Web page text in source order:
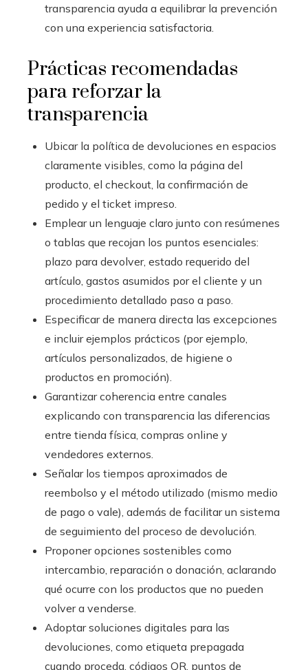
transparencia ayuda a equilibrar la prevención
con una experiencia satisfactoria.
Prácticas recomendadas
para reforzar la
transparencia
Ubicar la política de devoluciones en espacios
claramente visibles, como la página del
producto, el checkout, la confirmación de
pedido y el ticket impreso.
Emplear un lenguaje claro junto con resúmenes
o tablas que recojan los puntos esenciales:
plazo para devolver, estado requerido del
artículo, gastos asumidos por el cliente y un
procedimiento detallado paso a paso.
Especificar de manera directa las excepciones
e incluir ejemplos prácticos (por ejemplo,
artículos personalizados, de higiene o
productos en promoción).
Garantizar coherencia entre canales
explicando con transparencia las diferencias
entre tienda física, compras online y
vendedores externos.
Señalar los tiempos aproximados de
reembolso y el método utilizado (mismo medio
de pago o vale), además de facilitar un sistema
de seguimiento del proceso de devolución.
Proponer opciones sostenibles como
intercambio, reparación o donación, aclarando
qué ocurre con los productos que no pueden
volver a venderse.
Adoptar soluciones digitales para las
devoluciones, como etiqueta prepagada
cuando proceda, códigos QR, puntos de